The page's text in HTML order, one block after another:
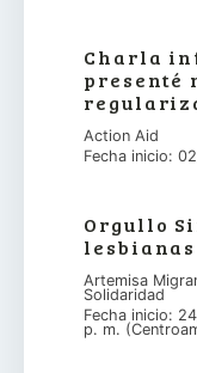
Charla
presenté
Action Aid
Fecha inicio:
Orgullo
Artemisa
Solidaridad
Fecha inicio:
p. m.